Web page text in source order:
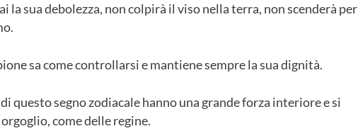
la sua debolezza, non colpirà il viso nella terra, non scenderà per
sa come controllarsi e mantiene sempre la sua dignità.
questo segno zodiacale hanno una grande forza interiore e si
come delle regine.